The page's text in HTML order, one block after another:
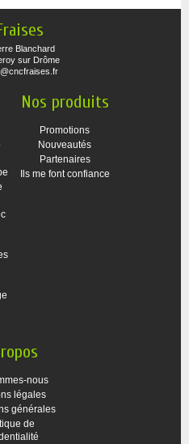
Blanchard
sur Drôme
Nos produits
Promotions
Nouveautés
Partenaires
Ils me font confiance
nous
légales
générales
de